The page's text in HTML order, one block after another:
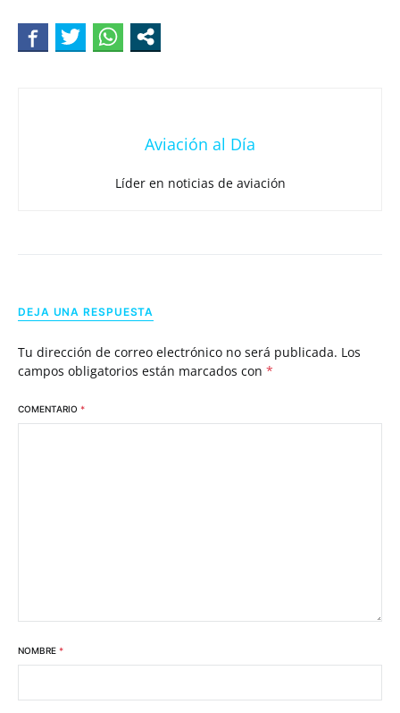
Aviación al Día
Líder en noticias de aviación
DEJA UNA RESPUESTA
Tu dirección de correo electrónico no será publicada. Los
campos obligatorios están marcados con *
COMENTARIO *
NOMBRE *